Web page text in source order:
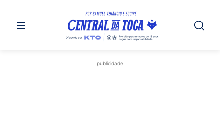
publicidade